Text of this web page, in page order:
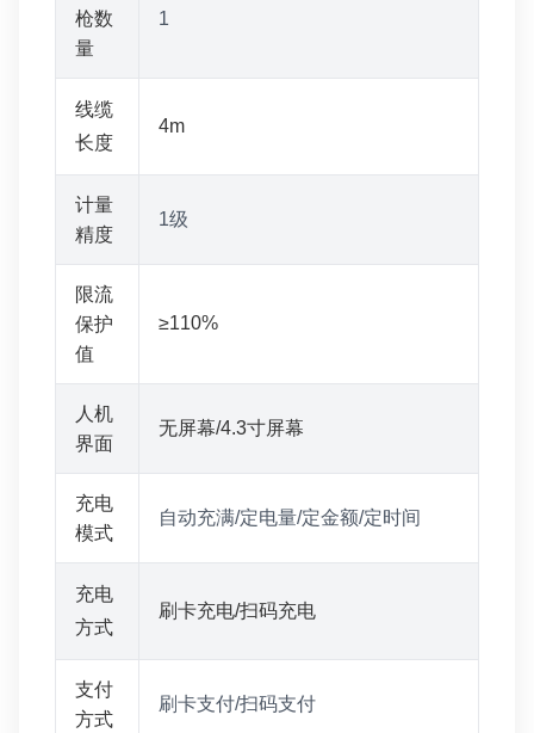
枪数
量
1
线缆
长度
4m
计量
精度
1级
限流
保护
值
≥110%
人机
界面
无屏幕/4.3寸屏幕
充电
模式
自动充满/定电量/定金额/定时间
充电
方式
刷卡充电/扫码充电
支付
方式
刷卡支付/扫码支付